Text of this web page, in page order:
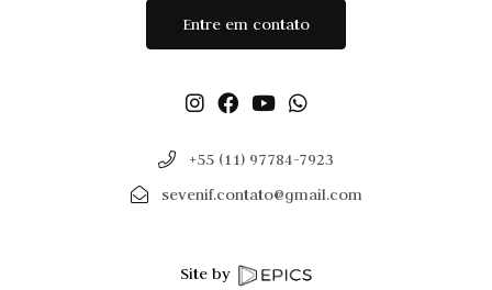
Entre em contato
+55 (11) 97784-7923
sevenif.contato@gmail.com
Site by